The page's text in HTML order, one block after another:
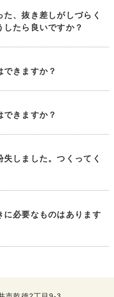
、抜き差しがしづらく
たら良いですか？
できますか？
できますか？
しました。つくってく
に必要なものはあります